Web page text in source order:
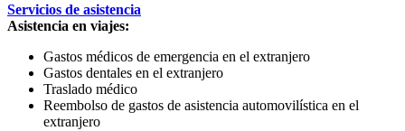
Servicios de asistencia
Asistencia en viajes:
Gastos médicos de emergencia en el extranjero
Gastos dentales en el extranjero
Traslado médico
Reembolso de gastos de asistencia automovilística en el
extranjero